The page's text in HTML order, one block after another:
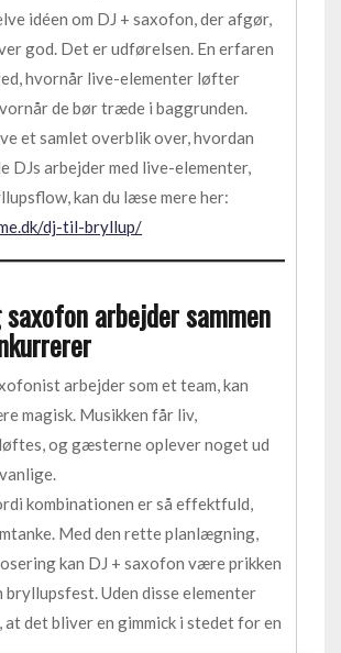
idéen om DJ + saxofon, der afgør,
god. Det er udførelsen. En erfaren
hvornår live-elementer løfter
de bør træde i baggrunden.
et samlet overblik over, hvordan
DJs arbejder med live-elementer,
kan du læse mere her:
dj-til-bryllup/
saxofon arbejder sammen
arbejder som et team, kan
magisk. Musikken får liv,
og gæsterne oplever noget ud
kombinationen er så effektfuld,
Med den rette planlægning,
kan DJ + saxofon være prikken
bryllupsfest. Uden disse elementer
at det bliver en gimmick i stedet for en